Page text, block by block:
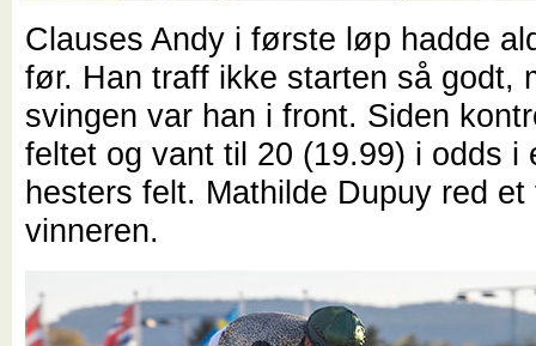
Clauses Andy i første løp hadde
før. Han traff ikke starten så godt,
svingen var han i front. Siden
feltet og vant til 20 (19.99) i odds i
hesters felt. Mathilde Dupuy red
vinneren.